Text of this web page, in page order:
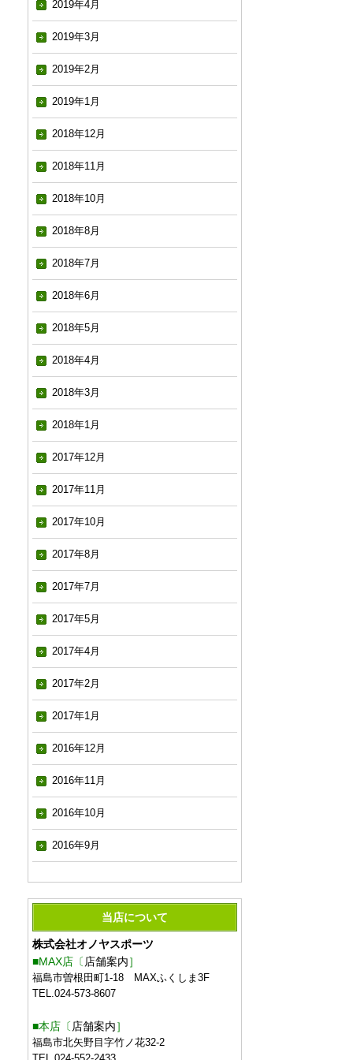
2019年4月
2019年3月
2019年2月
2019年1月
2018年12月
2018年11月
2018年10月
2018年8月
2018年7月
2018年6月
2018年5月
2018年4月
2018年3月
2018年1月
2017年12月
2017年11月
2017年10月
2017年8月
2017年7月
2017年5月
2017年4月
2017年2月
2017年1月
2016年12月
2016年11月
2016年10月
2016年9月
当店について
株式会社オノヤスポーツ
■MAX店〔 店舗案内］
福島市曽根田町1-18 MAXふくしま3F
TEL.024-573-8607
■本店〔 店舗案内］
福島市北矢野目字竹ノ花32-2